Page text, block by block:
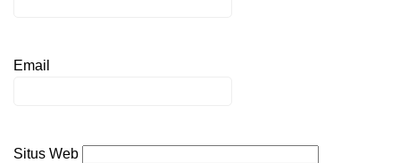
Email
Situs Web